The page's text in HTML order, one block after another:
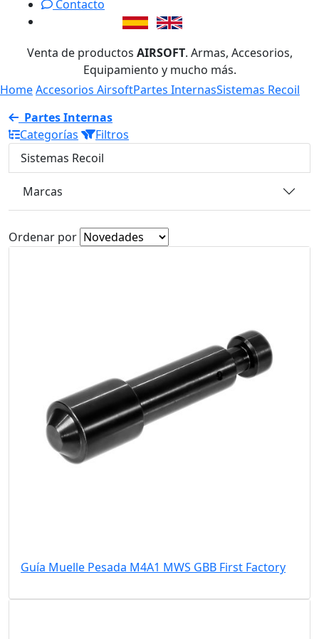
Contacto
Venta de productos AIRSOFT. Armas, Accesorios,
Equipamiento y mucho más.
HomeAccesorios AirsoftPartes InternasSistemas Recoil
Partes Internas
Categorías
Filtros
Sistemas Recoil
Marcas
Ordenar por
Guía Muelle Pesada M4A1 MWS GBB First Factory